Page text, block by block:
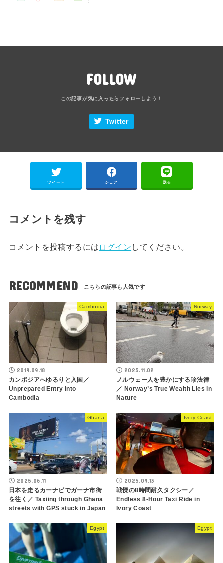
FOLLOW
Twitter
ツイート シェア 送る
コメントを残す
コメントを投稿するには ログイン してください。
RECOMMEND
Cambodia
2019.09.18
カンボジアへゆるりと入国／
Unprepared Entry into
Cambodia
Norway
2025.11.02
ノルウェー人を豊かにする珍法律
／ Norway’s True Wealth Lies in
Nature
Ghana
2025.06.11
日本を走るカーナビでガーナ市街
を往く／ Taxiing through Ghana
streets with GPS stuck in Japan
Ivory Coast
2025.09.13
戦慄の8時間耐久タクシー／
Endless 8-Hour Taxi Ride in
Ivory Coast
Egypt Egypt